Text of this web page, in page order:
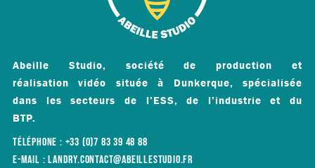
Abeille Studio, société de production et
réalisation vidéo située à Dunkerque, spécialisée
dans les secteurs de l’ESS, de l’industrie et du
BTP.
TÉLÉPHONE : +33 (0)7 83 39 48 88
E-MAIL : LANDRY.CONTACT@ABEILLESTUDIO.FR